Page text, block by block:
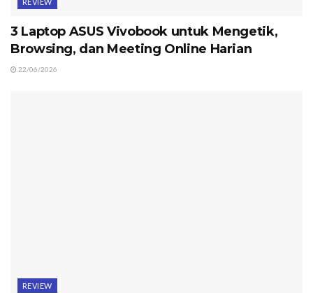
REVIEW
3 Laptop ASUS Vivobook untuk Mengetik,
Browsing, dan Meeting Online Harian
22/06/2026
REVIEW